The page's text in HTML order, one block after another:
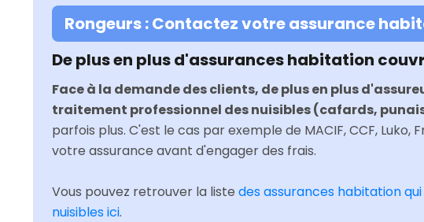
Rongeurs : Contactez votre assurance
De plus en plus d'assurances habitation
Face à la demande des clients, de plus en plus
traitement professionnel des nuisibles (cafards,
parfois plus. C'est le cas par exemple de MACIF, CCF, Luko,
votre assurance avant d'engager des frais.
Vous pouvez retrouver la liste des assurances habitation
nuisibles ici.